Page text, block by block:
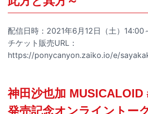
配信日時：2021年6月12日（土）14:00
チケット販売URL：
https://ponycanyon.zaiko.io/e/
神田沙也加 MUSICALOID
発売記念オンライントー